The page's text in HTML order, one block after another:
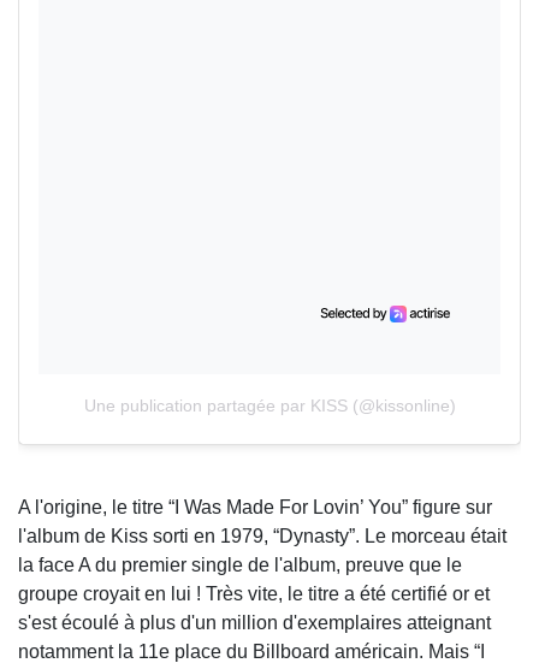
Une publication partagée par KISS (@kissonline)
A l'origine, le titre “I Was Made For Lovin’ You” figure sur
l'album de Kiss sorti en 1979, “Dynasty”. Le morceau était
la face A du premier single de l'album, preuve que le
groupe croyait en lui ! Très vite, le titre a été certifié or et
s'est écoulé à plus d'un million d'exemplaires atteignant
notamment la 11e place du Billboard américain. Mais “I